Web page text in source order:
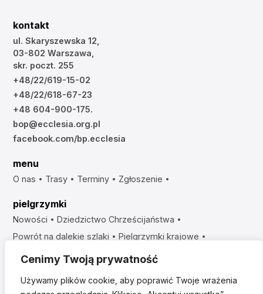
Cenimy Twoją prywatność
Używamy plików cookie, aby poprawić Twoje wrażenia
kontakt
ul. Skaryszewska 12,
03-802 Warszawa,
skr. poczt. 255
+48/22/619-15-02
+48/22/618-67-23
+48 604-900-175.
bop@ecclesia.org.pl
facebook.com/bp.ecclesia
menu
O nas Trasy Terminy Zgłoszenie
pielgrzymki
Nowości
Dziedzictwo Chrześcijaństwa
Powrót na dalekie szlaki
Pielgrzymki krajowe
Sanktuaria Maryjne
Szlaki Apostolskie